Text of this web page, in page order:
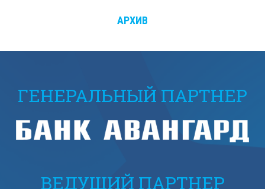
АРХИВ
ГЕНЕРАЛЬНЫЙ ПАРТНЕР
ВЕДУЩИЙ ПАРТНЕР